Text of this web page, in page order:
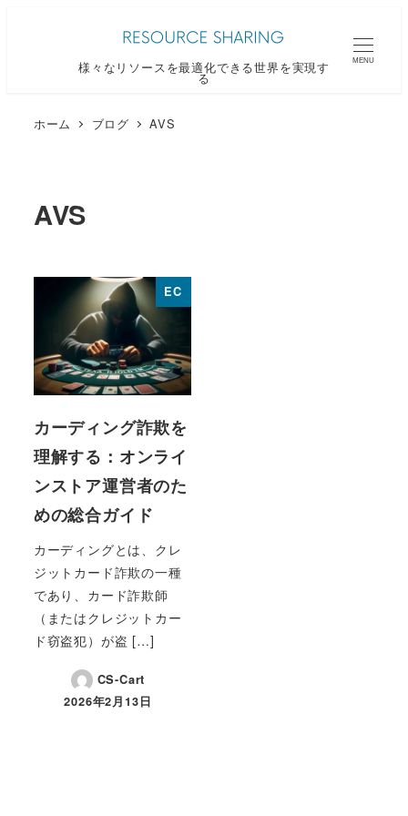
様々なリソースを最適化できる世界を実現す
る
MENU
ホーム ブログ AVS
AVS
EC
カーディング詐欺を
理解する：オンライ
ンストア運営者のた
めの総合ガイド
カーディングとは、クレ
ジットカード詐欺の一種
であり、カード詐欺師
（またはクレジットカー
ド窃盗犯）が盗 […]
CS-Cart
投稿日
2026年2月13日